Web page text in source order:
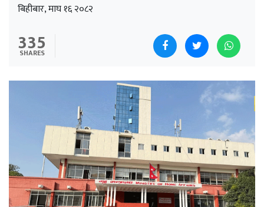
बिहीबार, माघ १६ २०८२
335
SHARES